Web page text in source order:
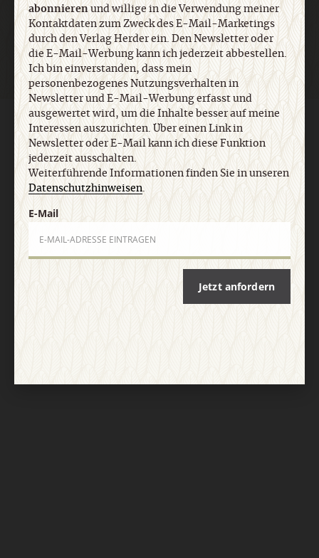
Jetzt anmelden
AGB und Widerrufsbelehrung Datenschutz
Barrierefreiheit
Impressum
Vertrag widerrufen
abonnierenund willige in die Verwendung meiner
Kontaktdaten zum Zweck des E-Mail-Marketings
durch den Verlag Herder ein. Den Newsletter oder
die E-Mail-Werbung kann ich jederzeit abbestellen.
Ich bin einverstanden, dass mein
personenbezogenes Nutzungsverhalten in
Newsletter und E-Mail-Werbung erfasst und
ausgewertet wird, um die Inhalte besser auf meine
Interessen auszurichten. Über einen Link in
Newsletter oder E-Mail kann ich diese Funktion
jederzeit ausschalten.
Weiterführende Informationen finden Sie in unseren
Datenschutzhinweisen.
E-Mail
Jetzt anfordern